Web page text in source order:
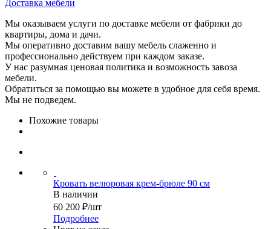
Доставка мебели
Мы оказываем услуги по доставке мебели от фабрики до
квартиры, дома и дачи.
Мы оперативно доставим вашу мебель слаженно и
профессионально действуем при каждом заказе.
У нас разумная ценовая политика и возможность завоза
мебели.
Обратиться за помощью вы можете в удобное для себя время.
Мы не подведем.
Похожие товары
Кровать велюровая крем-брюле 90 см
В наличии
60 200 ₽/шт
Подробнее